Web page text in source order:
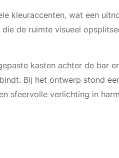
kleuraccenten, wat een
de ruimte visueel
kasten achter de bar
Bij het ontwerp stond
verlichting in